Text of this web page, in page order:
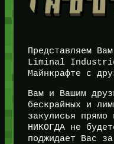
Представляем
Liminal
Майнкрафте с
Вам и Вашим
бескрайных и
закулисья
НИКОГДА не
поджидает Вас